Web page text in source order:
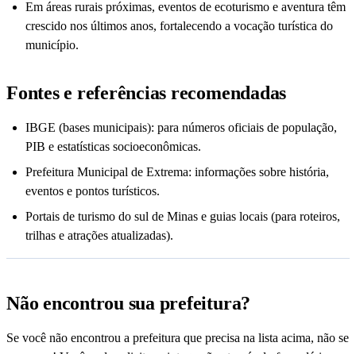
Em áreas rurais próximas, eventos de ecoturismo e aventura têm
crescido nos últimos anos, fortalecendo a vocação turística do
município.
Fontes e referências recomendadas
IBGE (bases municipais): para números oficiais de população,
PIB e estatísticas socioeconômicas.
Prefeitura Municipal de Extrema: informações sobre história,
eventos e pontos turísticos.
Portais de turismo do sul de Minas e guias locais (para roteiros,
trilhas e atrações atualizadas).
Não encontrou sua prefeitura?
Se você não encontrou a prefeitura que precisa na lista acima, não se